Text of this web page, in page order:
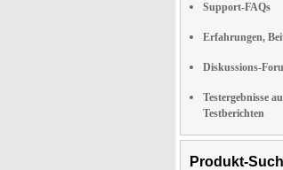
Support-FAQs
Erfahrungen,
Diskussions-
Testergebnisse
Testberichten
Produkt-